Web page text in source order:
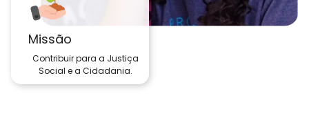
Missão
Contribuir para a Justiça
Social e a Cidadania.